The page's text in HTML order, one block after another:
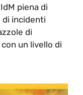
piena di
di incidenti
di
un livello di